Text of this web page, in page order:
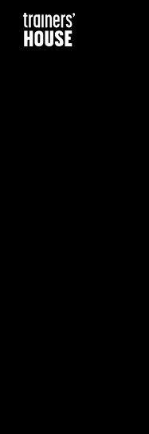
Siirry sisältöön
Trainers' House